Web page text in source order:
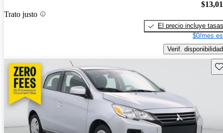
Trato justo
El precio incluye tasas
$0/mes
Verif. disponibilidad